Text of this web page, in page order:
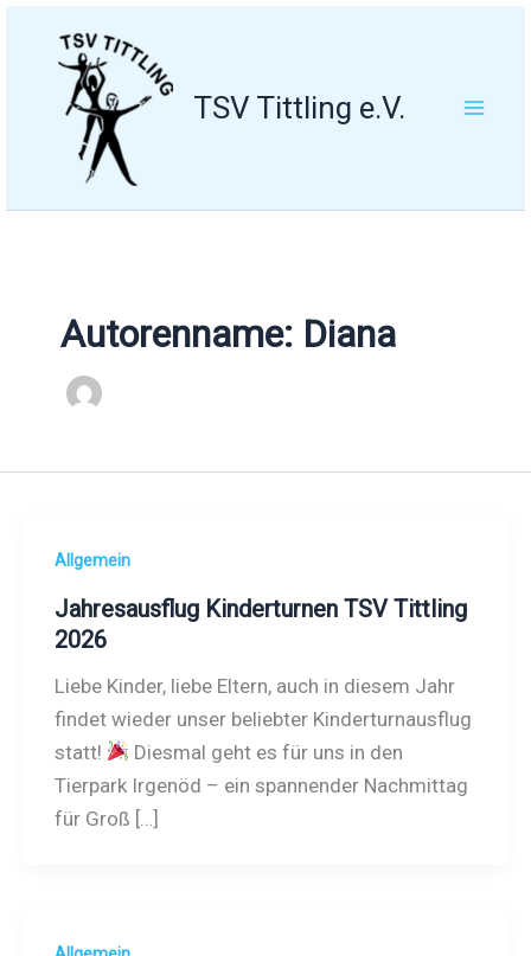
springen
TSV Tittling e.V.
Autorenname: Diana
Allgemein
Jahresausflug Kinderturnen TSV Tittling
2026
Liebe Kinder, liebe Eltern, auch in diesem Jahr
findet wieder unser beliebter Kinderturnausflug
statt!
Diesmal geht es für uns in den
Tierpark Irgenöd – ein spannender Nachmittag
für Groß […]